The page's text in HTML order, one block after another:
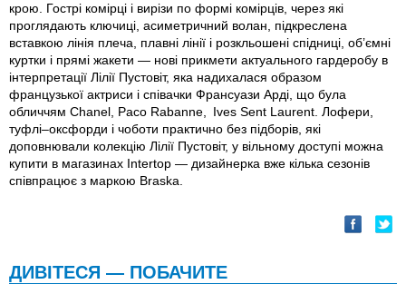
крою. Гострі комірці і вирізи по формі комірців, через які
проглядають ключиці, асиметричний волан, підкреслена
вставкою лінія плеча, плавні лінії і розкльошені спідниці, об’ємні
куртки і прямі жакети — нові прикмети актуального гардеробу в
інтерпретації Лілії Пустовіт, яка надихалася образом
французької актриси і співачки Франсуази Арді, що була
обличчям Chanel, Paco Rabanne, Ives Sent Laurent. Лофери,
туфлі–оксфорди і чоботи практично без пiдборiв, які
доповнювали колекцію Лілії Пустовіт, у вільному доступі можна
купити в магазинах Intertop — дизайнерка вже кілька сезонів
співпрацює з маркою Braska.
ДИВІТЕСЯ — ПОБАЧИТЕ